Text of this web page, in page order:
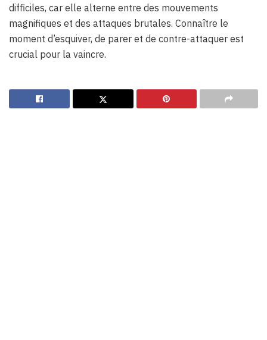
difficiles, car elle alterne entre des mouvements
magnifiques et des attaques brutales. Connaître le
moment d’esquiver, de parer et de contre-attaquer est
crucial pour la vaincre.